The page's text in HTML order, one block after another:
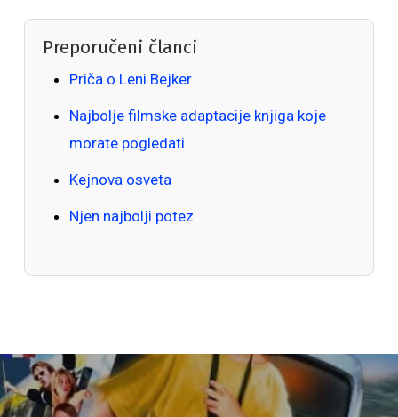
Preporučeni članci
Priča o Leni Bejker
Najbolje filmske adaptacije knjiga koje
morate pogledati
Kejnova osveta
Njen najbolji potez